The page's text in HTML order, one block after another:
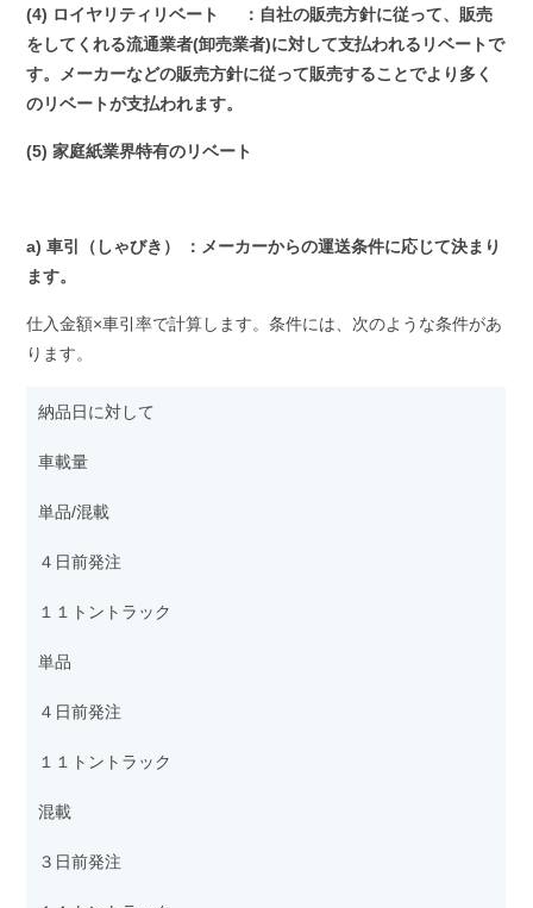
(4) ロイヤリティリベート ：自社の販売方針に従って、販売
をしてくれる流通業者(卸売業者)に対して支払われるリベートで
す。メーカーなどの販売方針に従って販売することでより多く
のリベートが支払われます。
(5) 家庭紙業界特有のリベート
a) 車引（しゃびき） ：メーカーからの運送条件に応じて決まり
ます。
仕入金額×車引率で計算します。条件には、次のような条件があ
ります。
納品日に対して
車載量
単品/混載
４日前発注
１１トントラック
単品
４日前発注
１１トントラック
混載
３日前発注